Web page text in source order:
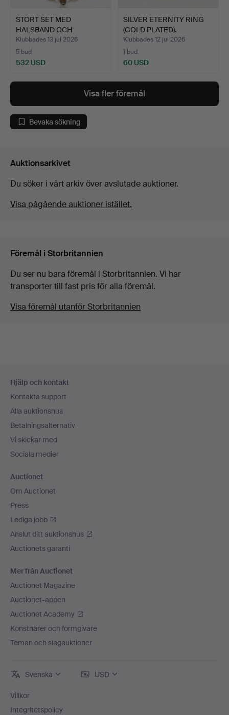
STORT SET MED
HALSBAND OCH
ÖRHÄNGEN I TURM…
Klubbades 13 jul 2026
5 bud
532 USD
SILVER ETERNITY RING
(GOLD PLATED).
Klubbades 12 jul 2026
1 bud
60 USD
Visa fler föremål
Bevaka sökning
Auktionsarkivet
Du söker i vårt arkiv över avslutade auktioner.
Visa pågående auktioner istället.
Föremål i Storbritannien
Du ser nu bara föremål i Storbritannien. Vi har
transporter till fast pris för alla föremål.
Visa föremål utanför Storbritannien
Hjälp och kontakt
Kontakta support
Alla auktionshus
Betalningsalternativ
Vi skickar med
Sociala medier
Auctionet
Om Auctionet
Press
Lediga jobb
Anslut ditt auktionshus
Auctionets garanti
Mer från Auctionet
Auctionet Magazine
Auctionet-appen
Auctionet Academy
Konstnärer och formgivare
Teman och slagauktioner
Svenska USD
Villkor
Integritetspolicy